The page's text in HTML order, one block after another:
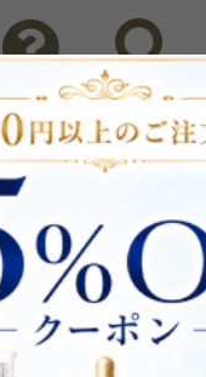
合わせ 検索
トプレゼント！
ランキング ブ